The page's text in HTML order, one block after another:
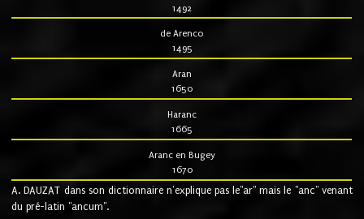
1492
de Arenco
1495
Aran
1650
Haranc
1665
Aranc en Bugey
1670
A. DAUZAT dans son dictionnaire n'explique pas le"ar" mais le "anc" venant
du pré-latin "ancum".